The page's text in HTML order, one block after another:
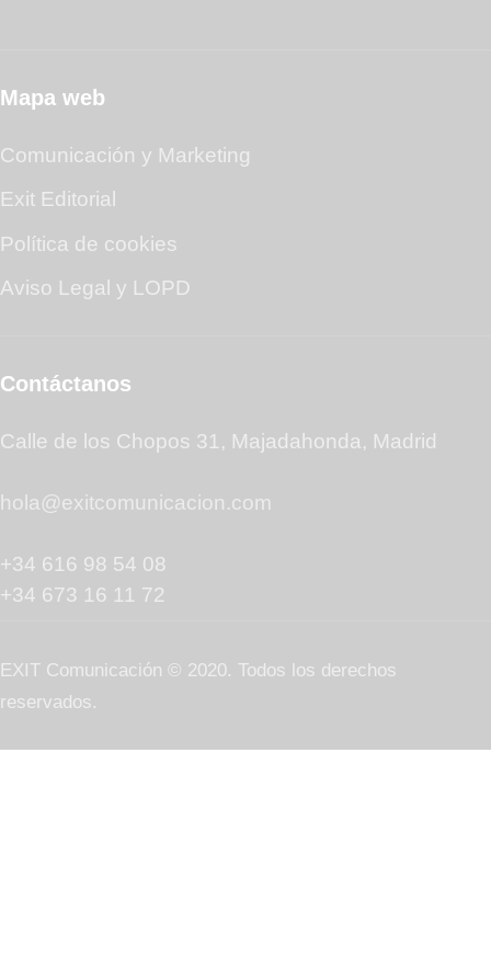
Mapa web
Comunicación y Marketing
Exit Editorial
Política de cookies
Aviso Legal y LOPD
Contáctanos
Calle de los Chopos 31, Majadahonda, Madrid
hola@exitcomunicacion.com
+34 616 98 54 08
+34 673 16 11 72
EXIT Comunicación © 2020. Todos los derechos
reservados.